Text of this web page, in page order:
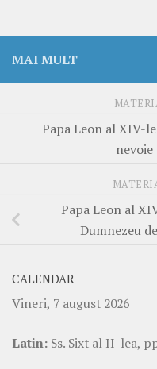
MAI MULT
Papa Leon al XIV-
Papa Leon al
Dumnezeu
CALENDAR
Vineri, 7 august 2026
Latin: Ss. Sixt al II-lea,